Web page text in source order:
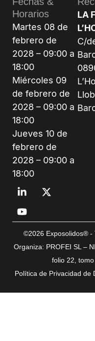
Horarios
Martes 08 de
febrero de
2028 – 09:00 a
18:00
Miércoles 09
de febrero de
2028 – 09:00 a
18:00
Jueves 10 de
febrero de
2028 – 09:00 a
18:00
LA
C/
©2026 Exposolidos® -
Organiza: PROFEI SL –
folio 22,
Política de Privacidad de